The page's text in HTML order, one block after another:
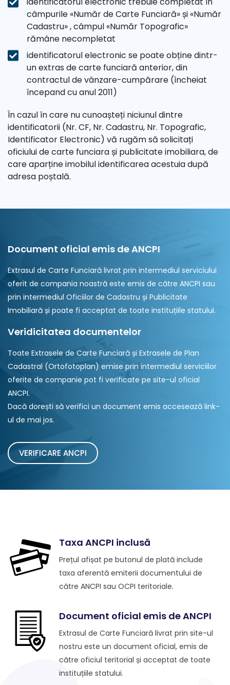
câmpurile «Număr de Carte Funciară» și «Număr
Cadastru» , câmpul «Număr Topografic»
rămâne necompletat
identificatorul electronic se poate obține dintr-
un extras de carte funciară anterior, din
contractul de vânzare-cumpărare (încheiat
începand cu anul 2011)
În cazul în care nu cunoașteți niciunul dintre
identificatorii (Nr. CF, Nr. Cadastru, Nr. Topografic,
Identificator Electronic) vă rugăm să solicitați
oficiului de carte funciara și publicitate imobiliara, de
care aparține imobilul identificarea acestuia după
adresa poștală.
Document oficial emis de ANCPI
Extrasul de Carte Funciară livrat prin intermediul serviciului
oferit de compania noastră este emis de către ANCPI sau
prin intermediul Oficiilor de Cadastru și Publicitate
Imobiliară și poate fi acceptat de toate instituțiile statului.
Veridicitatea documentelor
Toate Extrasele de Carte Funciară și Extrasele de Plan
Cadastral (Ortofotoplan) emise prin intermediul serviciilor
oferite de companie pot fi verificate pe site-ul oficial
ANCPI.
Dacă dorești să verifici un document emis accesează link-
ul de mai jos.
VERIFICARE ANCPI
Taxa ANCPI inclusă
Prețul afișat pe butonul de plată include
taxa aferentă emiterii documentului de
către ANCPI sau OCPI teritoriale.
Document oficial emis de ANCPI
Extrasul de Carte Funciară livrat prin site-ul
nostru este un document oficial, emis de
către oficiul teritorial și acceptat de toate
instituțiile statului.